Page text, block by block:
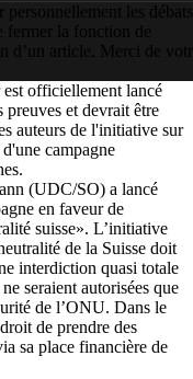
les débats
fermer la fonction de
d’un article. Merci de
officiellement lancé
preuves et devrait être
auteurs de l'initiative sur
campagne
(UDC/SO) a lancé
en faveur de
suisse». L’initiative
de la Suisse doit
interdiction quasi totale
seraient autorisées que
de l’ONU. Dans le
de prendre des
sa place financière de